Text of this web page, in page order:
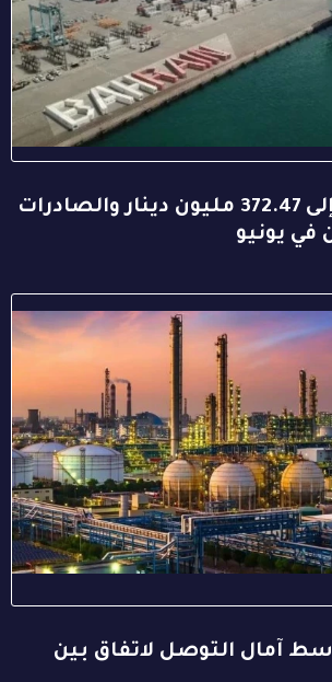
ارتفاع الواردات إلى 372.47 مليون دينار والصادرات
آمال التوصل لاتفاق بين